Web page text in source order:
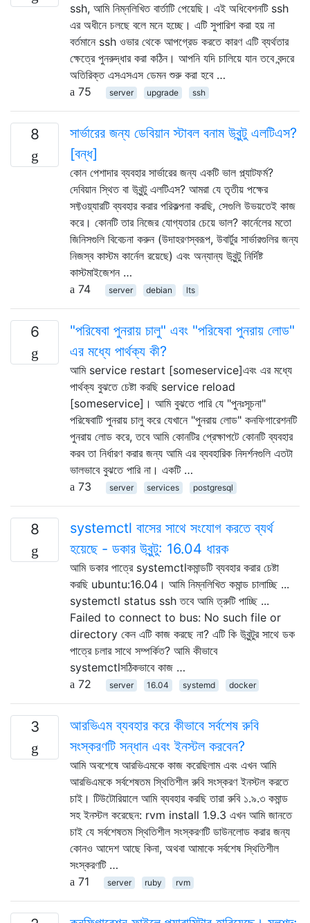
ssh, আমি নিম্নলিখিত বার্তাটি পেয়েছি। এই অধিবেশনটি ssh
এর অধীনে চলছে বলে মনে হচ্ছে। এটি সুপারিশ করা হয় না
বর্তমানে ssh ওভার থেকে আপগ্রেড করতে কারণ এটি ব্যর্থতার
ক্ষেত্রে পুনরুদ্ধার করা কঠিন। আপনি যদি চালিয়ে যান তবে বন্দরে
অতিরিক্ত এসএসএস ডেমন শুরু করা হবে …
75
server upgrade ssh
8
সার্ভারের জন্য ডেবিয়ান স্টাবল বনাম উবুন্টু এলটিএস?
[বন্ধ]
কোন পেশাদার ব্যবহার সার্ভারের জন্য একটি ভাল প্ল্যাটফর্ম?
দেবিয়ান স্থিত বা উবুন্টু এলটিএস? আমরা যে তৃতীয় পক্ষের
সফ্টওয়্যারটি ব্যবহার করার পরিকল্পনা করছি, সেগুলি উভয়তেই কাজ
করে। কোনটি তার নিজের যোগ্যতার চেয়ে ভাল? কার্নেলের মতো
জিনিসগুলি বিবেচনা করুন (উদাহরণস্বরূপ, উবার্টুর সার্ভারগুলির জন্য
নিজস্ব কাস্টম কার্নেল রয়েছে) এবং অন্যান্য উবুন্টু নির্দিষ্ট
কাস্টমাইজেশন …
74
server debian lts
6
"পরিষেবা পুনরায় চালু" এবং "পরিষেবা পুনরায় লোড"
এর মধ্যে পার্থক্য কী?
আমি service restart [someservice]এবং এর মধ্যে
পার্থক্য বুঝতে চেষ্টা করছি service reload
[someservice]। আমি বুঝতে পারি যে "পুনঃসূচনা"
পরিষেবাটি পুনরায় চালু করে যেখানে "পুনরায় লোড" কনফিগারেশনটি
পুনরায় লোড করে, তবে আমি কোনটির প্রেক্ষাপটে কোনটি ব্যবহার
করব তা নির্ধারণ করার জন্য আমি এর ব্যবহারিক নিদর্শনগুলি এতটা
ভালভাবে বুঝতে পারি না। একটি …
73
server services postgresql
8
systemctl বাসের সাথে সংযোগ করতে ব্যর্থ
হয়েছে - ডকার উবুন্টু: 16.04 ধারক
আমি ডকার পাত্রে systemctlকমান্ডটি ব্যবহার করার চেষ্টা
করছি ubuntu:16.04। আমি নিম্নলিখিত কমান্ড চালাচ্ছি ...
systemctl status ssh তবে আমি ত্রুটি পাচ্ছি ...
Failed to connect to bus: No such file or
directory কেন এটি কাজ করছে না? এটি কি উবুন্টুর সাথে ডক
পাত্রে চলার সাথে সম্পর্কিত? আমি কীভাবে
systemctlসঠিকভাবে কাজ …
72
server 16.04 systemd docker
3
আরভিএম ব্যবহার করে কীভাবে সর্বশেষ রুবি
সংস্করণটি সন্ধান এবং ইনস্টল করবেন?
আমি অবশেষে আরভিএমকে কাজ করেছিলাম এবং এখন আমি
আরভিএমকে সর্বশেষতম স্থিতিশীল রুবি সংস্করণ ইনস্টল করতে
চাই। টিউটোরিয়ালে আমি ব্যবহার করছি তারা রুবি ১.৯.৩ কমান্ড
সহ ইনস্টল করেছেন: rvm install 1.9.3 এখন আমি জানতে
চাই যে সর্বশেষতম স্থিতিশীল সংস্করণটি ডাউনলোড করার জন্য
কোনও আদেশ আছে কিনা, অথবা আমাকে সর্বশেষ স্থিতিশীল
সংস্করণটি …
71
server ruby rvm